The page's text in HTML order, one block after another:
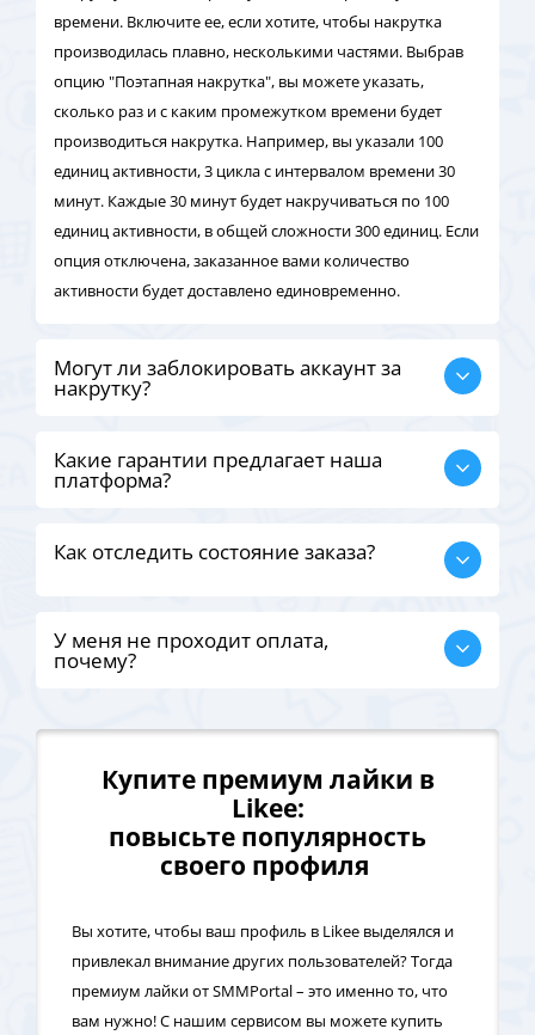
времени. Включите ее, если хотите, чтобы накрутка
производилась плавно, несколькими частями. Выбрав
опцию "Поэтапная накрутка", вы можете указать,
сколько раз и с каким промежутком времени будет
производиться накрутка. Например, вы указали 100
единиц активности, 3 цикла с интервалом времени 30
минут. Каждые 30 минут будет накручиваться по 100
единиц активности, в общей сложности 300 единиц. Если
опция отключена, заказанное вами количество
активности будет доставлено единовременно.
Могут ли заблокировать аккаунт за
накрутку?
Какие гарантии предлагает наша
платформа?
Как отследить состояние заказа?
У меня не проходит оплата,
почему?
Купите премиум лайки в
Likee:
повысьте популярность
своего профиля
Вы хотите, чтобы ваш профиль в Likee выделялся и
привлекал внимание других пользователей? Тогда
премиум лайки от SMMPortal – это именно то, что
вам нужно! С нашим сервисом вы можете купить